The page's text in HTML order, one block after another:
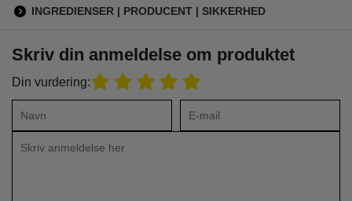
INGREDIENSER | PRODUCENT | SIKKERHED
Skriv din anmeldelse om produktet
Din vurdering: